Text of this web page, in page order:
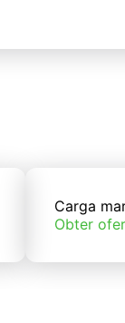
Carga
Obter